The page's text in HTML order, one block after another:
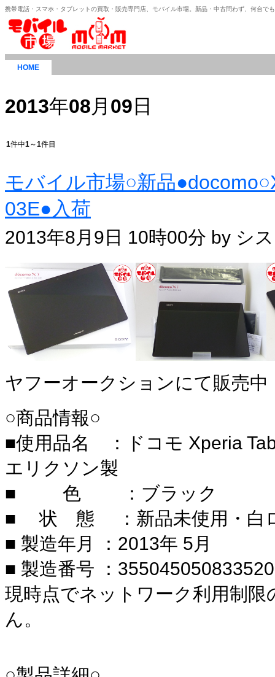
携帯電話・スマホ・タブレットの買取・販売専門店、モバイル市場。新品・中古問わず、何台で
HOME
2013年08月 09 日
1件中1～1件目
モバイル市場○新品
03E●入荷
2013年8月9日 10時00分 by シ
ヤフーオークションにて販売中
○商品情報○
■使用品名 ：ドコモ Xperia
エリクソン製
■ 色 ：ブラック
■ 状 態 ：新品未使用・白
■ 製造年月 ：2013年 5月
■ 製造番号 ：355045050833520
現時点でネットワーク利用制
ん。